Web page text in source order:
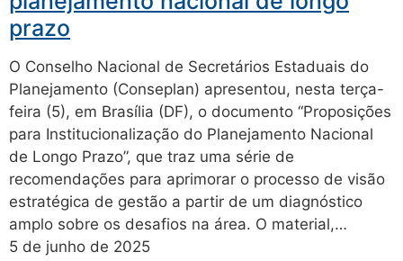
prazo
O Conselho Nacional de Secretários Estaduais do
Planejamento (Conseplan) apresentou, nesta terça-
feira (5), em Brasília (DF), o documento “Proposições
para Institucionalização do Planejamento Nacional
de Longo Prazo”, que traz uma série de
recomendações para aprimorar o processo de visão
estratégica de gestão a partir de um diagnóstico
amplo sobre os desafios na área. O material,…
5 de junho de 2025